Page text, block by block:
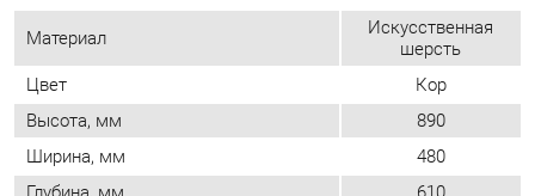
Ширина, мм
480
Глубина, мм
610
Вес упаковок, кг
8
Форма
Квадратные
Обивка
Тканевая
Мягкая спинка
Да